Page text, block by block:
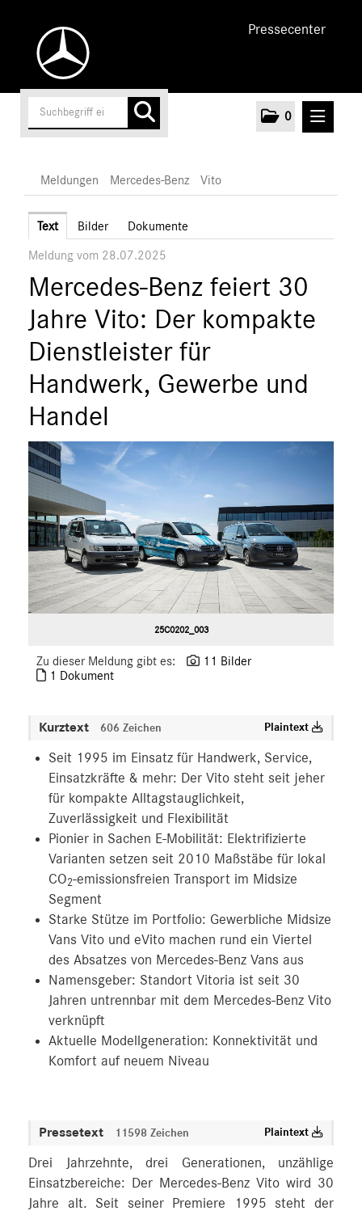
Pressecenter
0
Unternehmen
Cars
Vans
Citan
Vito
Marco Polo
Sprinter
eVito
EQV
V-Klasse
VLE
EQ
Marken & Produkte
MEDIA
ANSPRECHPARTNER
Meldungen Mercedes-Benz Vito
Text Bilder Dokumente
Meldung vom 28.07.2025
Mercedes-Benz feiert 30
Jahre Vito: Der kompakte
Dienstleister für
Handwerk, Gewerbe und
Handel
25C0202_003
Zu dieser Meldung gibt es:
11 Bilder
1 Dokument
Kurztext 606 Zeichen Plaintext
Seit 1995 im Einsatz für Handwerk, Service,
Einsatzkräfte & mehr: Der Vito steht seit jeher
für kompakte Alltagstauglichkeit,
Zuverlässigkeit und Flexibilität
Pionier in Sachen E-Mobilität: Elektrifizierte
Varianten setzen seit 2010 Maßstäbe für lokal
CO2-emissionsfreien Transport im Midsize
Segment
Starke Stütze im Portfolio: Gewerbliche Midsize
Vans Vito und eVito machen rund ein Viertel
des Absatzes von Mercedes‑Benz Vans aus
Namensgeber: Standort Vitoria ist seit 30
Jahren untrennbar mit dem Mercedes‑Benz Vito
verknüpft
Aktuelle Modellgeneration: Konnektivität und
Komfort auf neuem Niveau
Pressetext 11598 Zeichen Plaintext
Drei Jahrzehnte, drei Generationen, unzählige
Einsatzbereiche: Der Mercedes‑Benz Vito wird 30
Jahre alt. Seit seiner Premiere 1995 steht der